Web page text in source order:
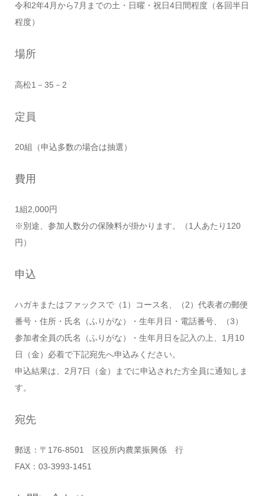
令和2年4月から7月までの土・日曜・祝日4日間程度（各回半日
程度）
場所
高松1－35－2
定員
20組（申込多数の場合は抽選）
費用
1組2,000円
※別途、参加人数分の保険料が掛かります。（1人あたり120
円）
申込
ハガキまたはファックスで（1）コース名、（2）代表者の郵便
番号・住所・氏名（ふりがな）・生年月日・電話番号、（3）
参加者全員の氏名（ふりがな）・生年月日を記入の上、1月10
日（金）必着で下記宛先へ申込みください。
申込結果は、2月7日（金）までに申込された方全員に通知しま
す。
宛先
郵送：〒176-8501 区役所内農業振興係 行
FAX：03-3993-1451